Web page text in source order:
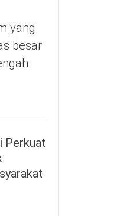
yang
besar
Perkuat